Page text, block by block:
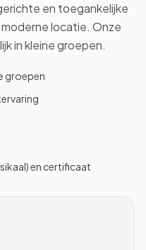
en toegankelijke
locatie. Onze
in kleine groepen.
groepen
en certificaat